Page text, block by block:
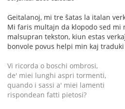
Geitalanoj, mi tre ŝatas la italan
Mi faris multajn da klopodo sed mi
malsupran tekston, kiun estas
bonvole povus helpi min kaj traduki
Vi ricorda o boschi ombrosi,
de' miei lunghi aspri tormenti,
quando i sassi a' miei lamenti
rispondean fatti pietosi?